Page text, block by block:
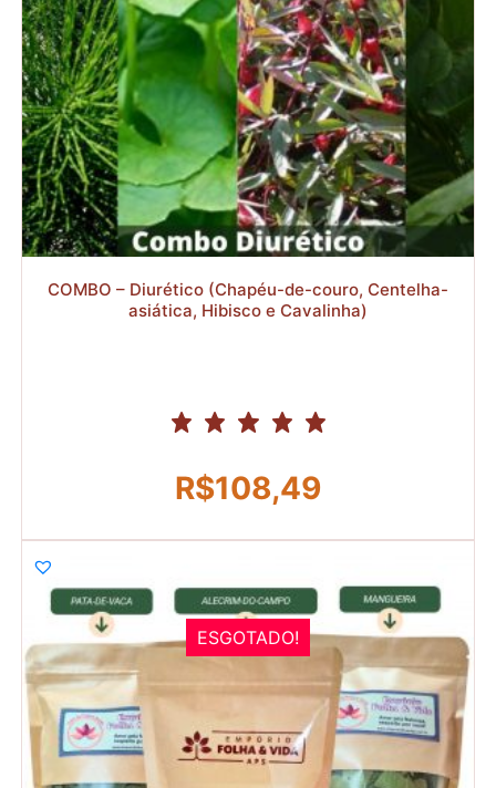
COMBO – Diurético (Chapéu-de-couro, Centelha-
asiática, Hibisco e Cavalinha)
R$108,49
R$
ESGOTADO!